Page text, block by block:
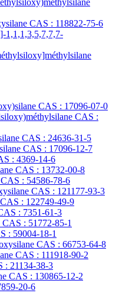
CAS : 118822-75-6
1,1,1,3,5,7,7,7-
CAS : 17096-07-0
CAS :
CAS : 24636-31-5
CAS : 17096-12-7
: 4369-14-6
CAS : 13732-00-8
: 54586-78-6
CAS : 121177-93-3
: 122749-49-9
: 7351-61-3
: 51772-85-1
: 59004-18-1
CAS : 66753-64-8
CAS : 111918-90-2
: 21134-38-3
CAS : 130865-12-2
20-6